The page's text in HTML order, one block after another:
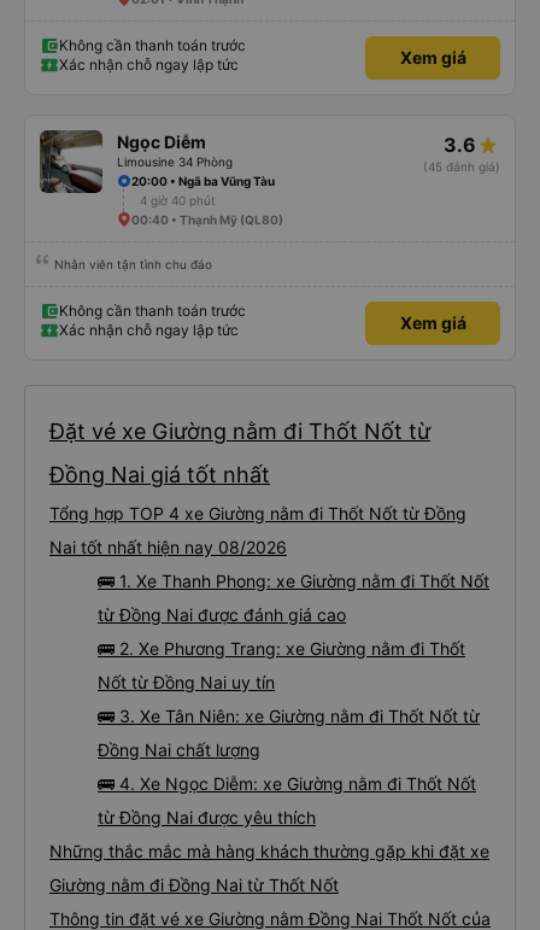
Không cần thanh toán trước
Xác nhận chỗ ngay lập tức
Xem giá
Ngọc Diễm
Limousine 34 Phòng
3.6
(45 đánh giá)
20:00 • Ngã ba Vũng Tàu
4 giờ 40 phút
00:40 • Thạnh Mỹ (QL80)
Nhân viên tận tình chu đáo
Không cần thanh toán trước
Xác nhận chỗ ngay lập tức
Xem giá
Đặt vé xe Giường nằm đi Thốt Nốt từ
Đồng Nai giá tốt nhất
Tổng hợp TOP 4 xe Giường nằm đi Thốt Nốt từ Đồng
Nai tốt nhất hiện nay 08/2026
🚌 1. Xe Thanh Phong: xe Giường nằm đi Thốt Nốt
từ Đồng Nai được đánh giá cao
🚌 2. Xe Phương Trang: xe Giường nằm đi Thốt
Nốt từ Đồng Nai uy tín
🚌 3. Xe Tân Niên: xe Giường nằm đi Thốt Nốt từ
Đồng Nai chất lượng
🚌 4. Xe Ngọc Diễm: xe Giường nằm đi Thốt Nốt
từ Đồng Nai được yêu thích
Những thắc mắc mà hàng khách thường gặp khi đặt xe
Giường nằm đi Đồng Nai từ Thốt Nốt
Thông tin đặt vé xe Giường nằm Đồng Nai Thốt Nốt của